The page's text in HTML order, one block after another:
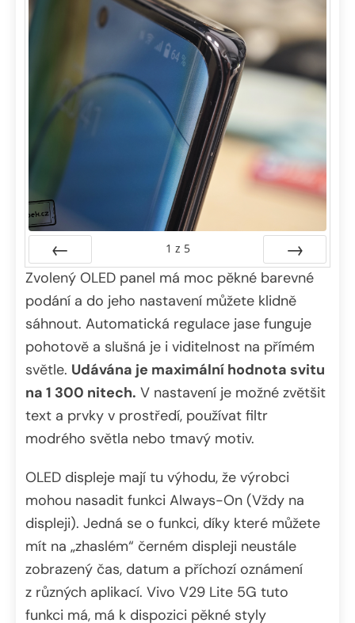
Předchozí
1 z 5
Další
Zvolený OLED panel má moc pěkné barevné
podání a do jeho nastavení můžete klidně
sáhnout. Automatická regulace jase funguje
pohotově a slušná je i viditelnost na přímém
světle. Udávána je maximální hodnota svitu
na 1 300 nitech. V nastavení je možné zvětšit
text a prvky v prostředí, používat filtr
modrého světla nebo tmavý motiv.
OLED displeje mají tu výhodu, že výrobci
mohou nasadit funkci Always-On (Vždy na
displeji). Jedná se o funkci, díky které můžete
mít na „zhaslém“ černém displeji neustále
zobrazený čas, datum a příchozí oznámení
z různých aplikací. Vivo V29 Lite 5G tuto
funkci má, má k dispozici pěkné styly